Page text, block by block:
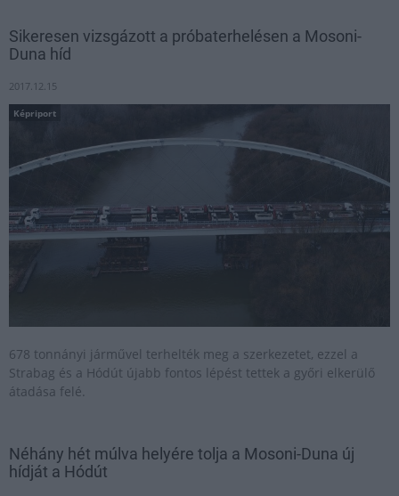
Sikeresen vizsgázott a próbaterhelésen a Mosoni-
Duna híd
2017.12.15
Képriport
678 tonnányi járművel terhelték meg a szerkezetet, ezzel a
Strabag és a Hódút újabb fontos lépést tettek a győri elkerülő
átadása felé.
Néhány hét múlva helyére tolja a Mosoni-Duna új
hídját a Hódút